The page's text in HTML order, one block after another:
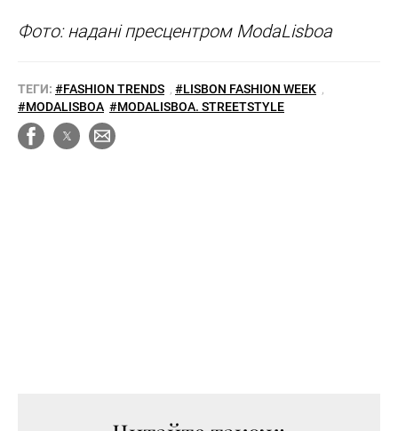
Фото: надані пресцентром ModaLisboa
ТЕГИ: #FASHION TRENDS #LISBON FASHION WEEK
#MODALISBOA #MODALISBOA. STREETSTYLE